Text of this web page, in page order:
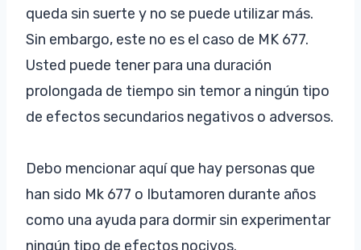
queda sin suerte y no se puede utilizar más.
Sin embargo, este no es el caso de MK 677.
Usted puede tener para una duración
prolongada de tiempo sin temor a ningún tipo
de efectos secundarios negativos o adversos.
Debo mencionar aquí que hay personas que
han sido Mk 677 o Ibutamoren durante años
como una ayuda para dormir sin experimentar
ningún tipo de efectos nocivos.